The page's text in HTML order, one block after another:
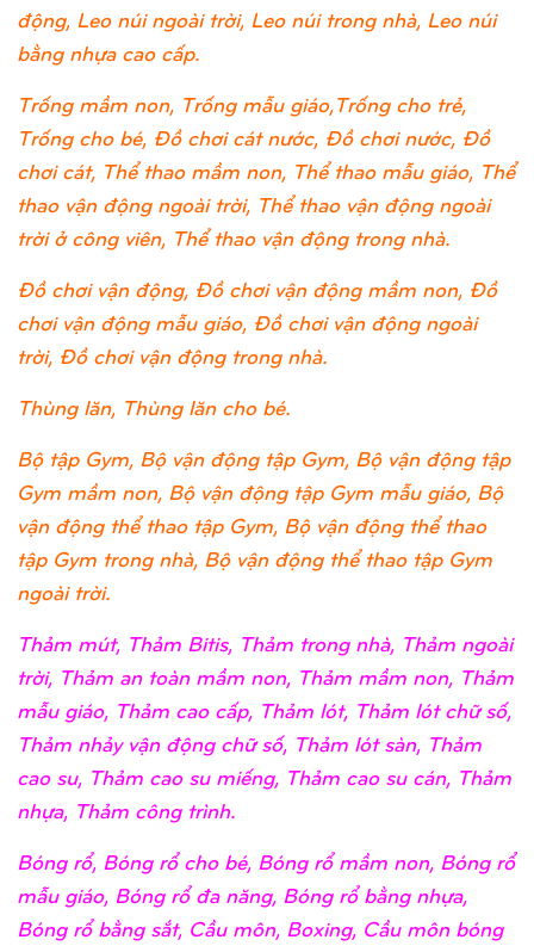
động, Leo núi ngoài trời, Leo núi trong nhà, Leo núi
bằng nhựa cao cấp.
Trống mầm non, Trống mẫu giáo,Trống cho trẻ,
Trống cho bé, Đồ chơi cát nước, Đồ chơi nước, Đồ
chơi cát, Thể thao mầm non, Thể thao mẫu giáo, Thể
thao vận động ngoài trời, Thể thao vận động ngoài
trời ở công viên, Thể thao vận động trong nhà.
Đồ chơi vận động, Đồ chơi vận động mầm non, Đồ
chơi vận động mẫu giáo, Đồ chơi vận động ngoài
trời, Đồ chơi vận động trong nhà.
Thùng lăn, Thùng lăn cho bé.
Bộ tập Gym, Bộ vận động tập Gym, Bộ vận động tập
Gym mầm non, Bộ vận động tập Gym mẫu giáo, Bộ
vận động thể thao tập Gym, Bộ vận động thể thao
tập Gym trong nhà, Bộ vận động thể thao tập Gym
ngoài trời.
Thảm mút, Thảm Bitis, Thảm trong nhà, Thảm ngoài
trời, Thảm an toàn mầm non, Thảm mầm non, Thảm
mẫu giáo, Thảm cao cấp, Thảm lót, Thảm lót chữ số,
Thảm nhảy vận động chữ số, Thảm lót sàn, Thảm
cao su, Thảm cao su miếng, Thảm cao su cán, Thảm
nhựa, Thảm công trình.
Bóng rổ, Bóng rổ cho bé, Bóng rổ mầm non, Bóng rổ
mẫu giáo, Bóng rổ đa năng, Bóng rổ bằng nhựa,
Bóng rổ bằng sắt, Cầu môn, Boxing, Cầu môn bóng